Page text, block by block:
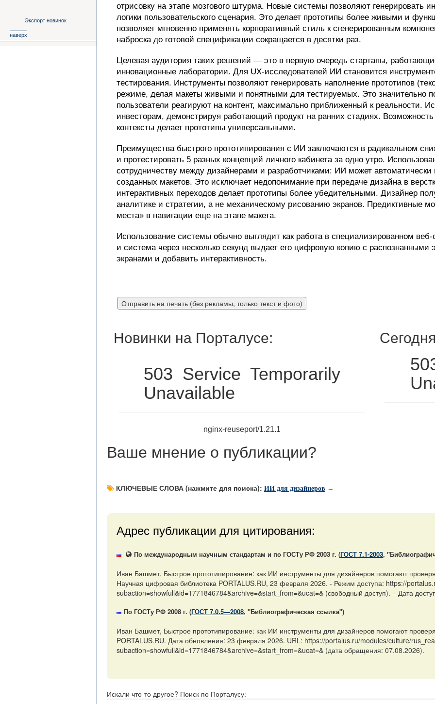
Экспорт новинок
наверх
отрисовку на этапе мозгового штурма. Новые системы позволяют генерировать
логики пользовательского сценария. Это делает прототипы более живыми и
позволяет мгновенно применять корпоративный стиль к сгенерированным
наброска до готовой спецификации сокращается в десятки раз.
Целевая аудитория таких решений — это в первую очередь стартапы,
инновационные лаборатории. Для UX-исследователей ИИ становится
тестирования. Инструменты позволяют генерировать наполнение прототипов
режиме, делая макеты живыми и понятными для тестируемых. Это значительно
пользователи реагируют на контент, максимально приближенный к реальности.
инвесторам, демонстрируя работающий продукт на ранних стадиях.
контексты делает прототипы универсальными.
Преимущества быстрого прототипирования с ИИ заключаются в радикальном
и протестировать 5 разных концепций личного кабинета за одно утро.
сотрудничеству между дизайнерами и разработчиками: ИИ может
созданных макетов. Это исключает недопонимание при передаче дизайна в
интерактивных переходов делает прототипы более убедительными. Дизайнер
аналитике и стратегии, а не механическому рисованию экранов. Предиктивные
места» в навигации еще на этапе макета.
Использование системы обычно выглядит как работа в специализированном
и система через несколько секунд выдает его цифровую копию с
экранами и добавить интерактивность.
Новинки на Порталусе:
503 Service Temporarily
Unavailable
nginx-reuseport/1.21.1
Ваше мнение о публикации?
КЛЮЧЕВЫЕ СЛОВА (нажмите для поиска): ИИ для дизайнеров →
Адрес публикации для цитирования:
По международным научным стандартам и по ГОСТу РФ 2003 г. (ГОСТ 7.1-2003,
Иван Башмет, Быстрое прототипирование: как ИИ инструменты для дизайнеров помогают
Научная цифровая библиотека PORTALUS.RU, 23 февраля 2026. - Режим доступа: https://
subaction=showfull&id=1771846784&archive=&start_from=&ucat=& (свободный доступ). – Дата
По ГОСТу РФ 2008 г. (ГОСТ 7.0.5—2008, "Библиографическая ссылка")
Иван Башмет, Быстрое прототипирование: как ИИ инструменты для дизайнеров помогают
PORTALUS.RU. Дата обновления: 23 февраля 2026. URL: https://portalus.ru/modules/culture/
subaction=showfull&id=1771846784&archive=&start_from=&ucat=& (дата обращения: 07.08.2026).
Искали что-то другое? Поиск по Порталусу: